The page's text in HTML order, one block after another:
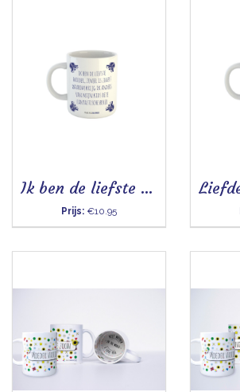
Ik ben de liefste moeder - Mok
Prijs: €10.95